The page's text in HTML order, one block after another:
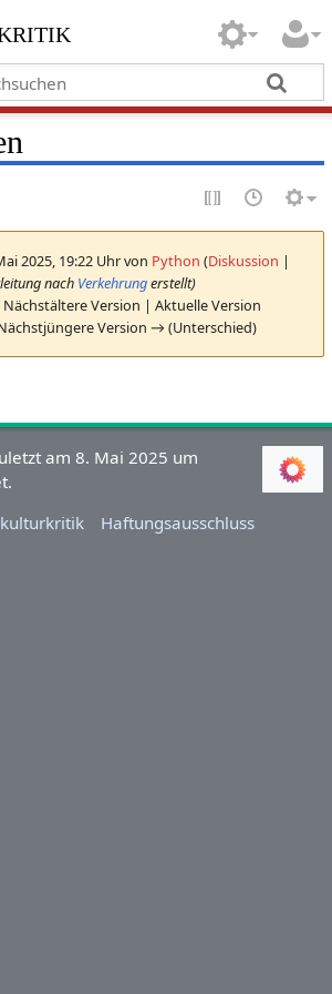
2025, 19:22 Uhr von Python (Diskussion |
nach Verkehrungerstellt)
Version | Aktuelle Version
Version → (Unterschied)
am 8. Mai 2025 um
Haftungsausschluss